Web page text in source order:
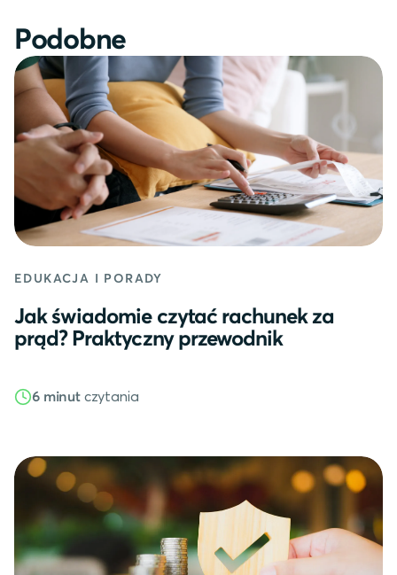
Podobne
EDUKACJA I PORADY
Jak świadomie czytać rachunek za
prąd? Praktyczny przewodnik
6 minutczytania